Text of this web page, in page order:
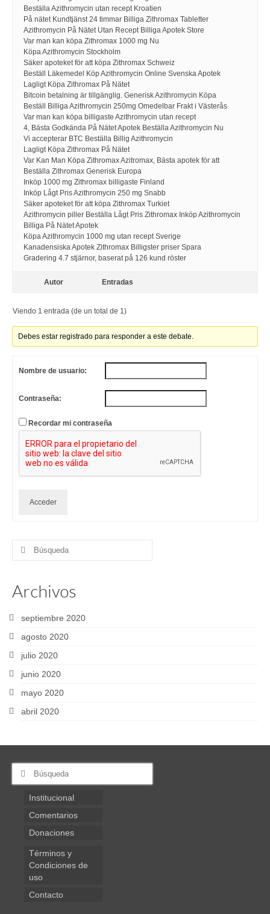
Beställa Azithromycin utan recept Kroatien
På nätet Kundtjänst 24 timmar Billiga Zithromax Tabletter
Azithromycin På Nätet Utan Recept Billiga Apotek Store
Var man kan köpa Zithromax 1000 mg Nu
Köpa Azithromycin Stockholm
Säker apoteket för att köpa Zithromax Schweiz
Beställ Läkemedel Köp Azithromycin Online Svenska Apotek
Lagligt Köpa Zithromax På Nätet
Bitcoin betalning är tillgänglig. Generisk Azithromycin Köpa
Beställ Billiga Azithromycin 250mg Omedelbar Frakt i Västerås
Var man kan köpa billigaste Azithromycin utan recept
4, Bästa Godkända På Nätet Apotek Beställa Azithromycin Nu
Vi accepterar BTC Beställa Billig Azithromycin
Lagligt Köpa Zithromax På Nätet
Var Kan Man Köpa Zithromax Azitromax, Bästa apotek för att
Beställa Zithromax Generisk Europa
Inköp 1000 mg Zithromax billigaste Finland
Inköp Lågt Pris Azithromycin 250 mg Snabb
Säker apoteket för att köpa Zithromax Turkiet
Azithromycin piller Beställa Lågt Pris Zithromax Inköp Azithromycin
Billiga På Nätet Apotek
Köpa Azithromycin 1000 mg utan recept Sverige
Kanadensiska Apotek Zithromax Billigster priser Spara
Gradering 4.7 stjärnor, baserat på 126 kund röster
Autor Entradas
Viendo 1 entrada (de un total de 1)
Debes estar registrado para responder a este debate.
Nombre de usuario:
Contraseña:
Recordar mi contraseña
Acceder
Buscar
Archivos
septiembre 2020
agosto 2020
julio 2020
junio 2020
mayo 2020
abril 2020
Buscar
Institucional
Comentarios
Donaciones
Términos y
Condiciones de
uso
Contacto